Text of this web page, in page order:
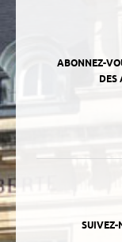
ABONNEZ-
DES
SUIVEZ-